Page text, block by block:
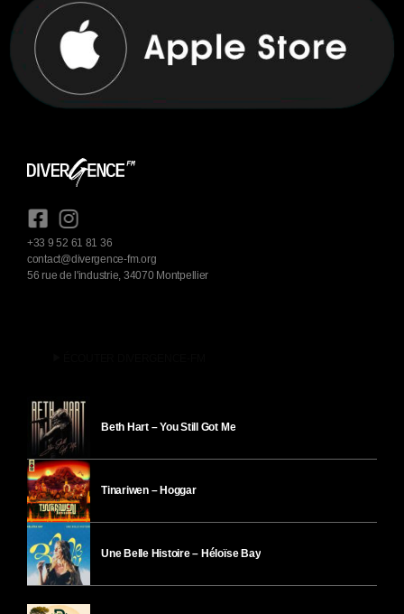
+33 9 52 61 81 36
contact@divergence-fm.org
56 rue de l'industrie, 34070 Montpellier
Beth Hart – You Still Got Me
Tinariwen – Hoggar
Une Belle Histoire – Héloïse Bay